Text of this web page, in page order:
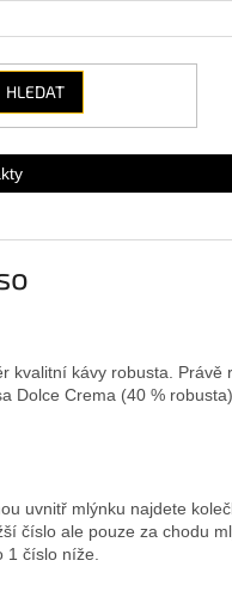
HLEDAT
kvalitní kávy robusta.
Dolce Crema (40 %
uvnitř mlýnku najdete
číslo ale pouze za chodu
1 číslo níže.